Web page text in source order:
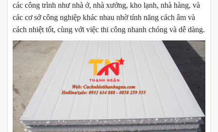
các công trình như nhà ở, nhà xưởng, kho lạnh, nhà hàng, và
các cơ sở công nghiệp khác nhau nhờ tính năng cách âm và
cách nhiệt tốt, cùng với việc thi công nhanh chóng và dễ dàng.